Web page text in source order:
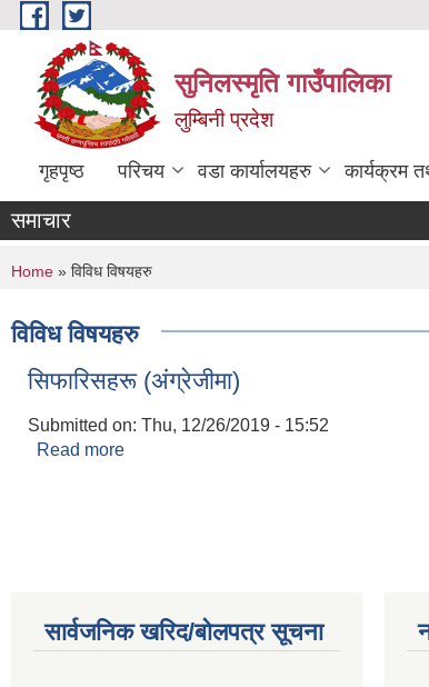
Skip to main content
सुनिलस्मृति गाउँपालिका
लुम्बिनी प्रदेश
गृहपृष्ठ परिचय वडा कार्यालयहरु कार्यक्रम
समाचार
You are here
Home » विविध विषयहरु
विविध विषयहरु
सिफारिसहरू (अंग्रेजीमा)
Submitted on: Thu, 12/26/2019 - 15:52
Read more
सार्वजनिक खरिद/बोलपत्र सूचना